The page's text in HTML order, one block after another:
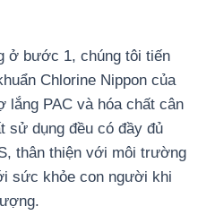
ở bước 1, chúng tôi tiến
Chlorine Nippon của
lắng PAC và hóa chất cân
sử dụng đều có đầy đủ
thân thiện với môi trường
sức khỏe con người khi